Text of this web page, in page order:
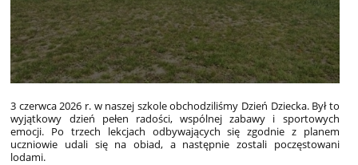
3 czerwca 2026 r. w naszej szkole obchodziliśmy Dzień Dziecka. Był to
wyjątkowy dzień pełen radości, wspólnej zabawy i sportowych
emocji. Po trzech lekcjach odbywających się zgodnie z planem
uczniowie udali się na obiad, a następnie zostali poczęstowani
lodami.